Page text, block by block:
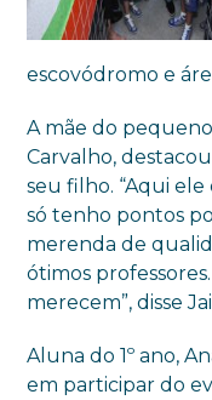
escovódromo e
A mãe do
Carvalho,
seu filho. “Aqui
só tenho pontos
merenda de
ótimos
merecem”, disse
Aluna do 1º ano,
em participar do